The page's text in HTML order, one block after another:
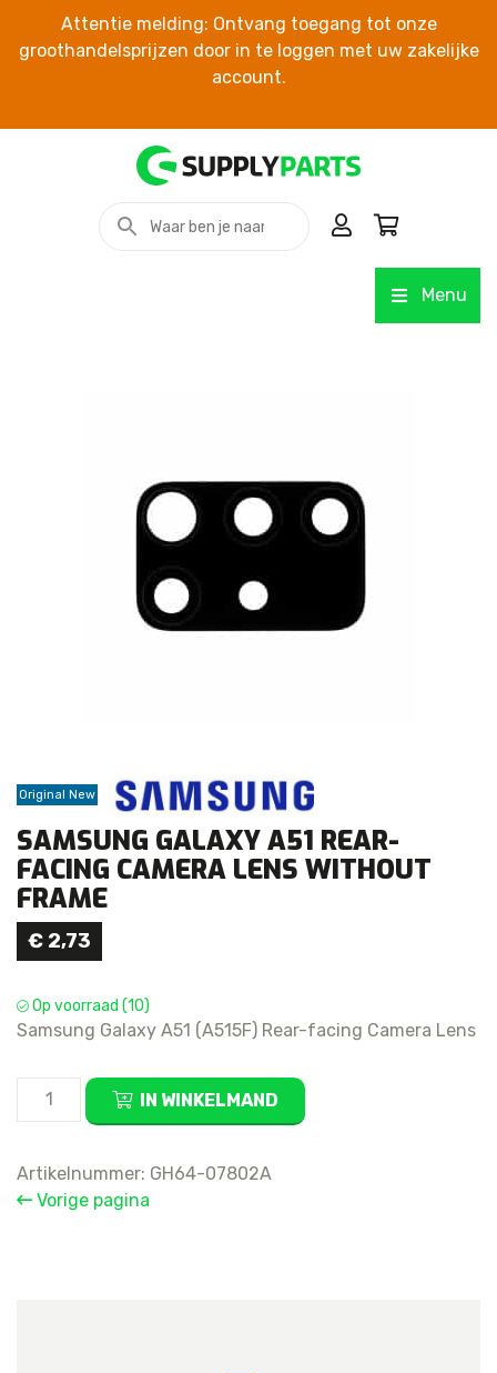
Attentie melding: Ontvang toegang tot onze
groothandelsprijzen door in te loggen met uw zakelijke
account.
Menu
Original New
SAMSUNG GALAXY A51 REAR-
FACING CAMERA LENS WITHOUT
FRAME
€ 2,73
Op voorraad (10)
Samsung Galaxy A51 (A515F) Rear-facing Camera Lens
Samsung
Galaxy
Rear-
facing
IN WINKELMAND
Artikelnummer: GH64-07802A
Vorige pagina